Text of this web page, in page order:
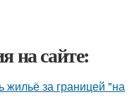
на сайте:
жильё за границей "на